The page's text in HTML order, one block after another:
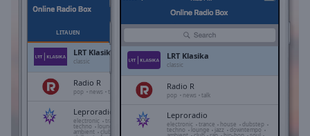
LIVE
Remaining
LITAUEN
LRT Klasika
classic
Radio R
pop news talk
Leproradio
electronic trance house dubstep
techno lounge downtempo
ambient club soul
LRT Klasika
classic
Radio R
pop news talk
Leproradio
electronic trance house dubstep
techno lounge jazz downtempo